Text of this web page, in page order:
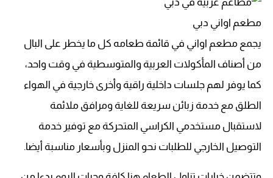
مطعم اواني دبي
يجمع مطعم اواني في قائمة طعامه كل ما يخطر على البال
من أصناف المأكولات العربية والمتوسطية في وقت واحد،
كما يوفر لهم جلسات داخلية راقية وأخرى خارجية في الهواء
الطلق مع خدمة زبائن سريعة للغاية ومرافق ملائمة
لاستقبال مستخدمي الكراسي المتحركة مع توفير خدمة
التوصيل الخارجي للطلبات نحو المنزل وبأسعار مناسبة أيضا.